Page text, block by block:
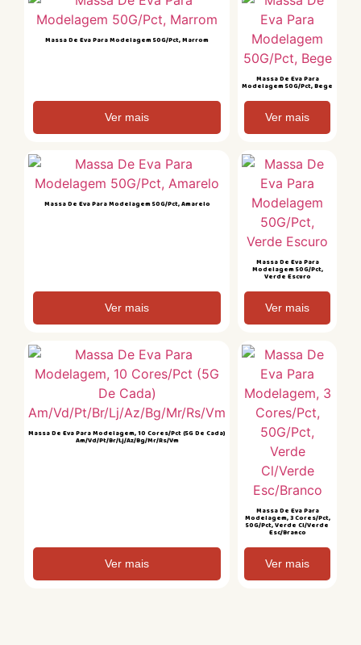
Massa De Eva Para Modelagem 50G/Pct, Marrom
Ver mais
Massa De Eva Para
Modelagem 50G/Pct, Bege
Ver mais
Massa De Eva Para Modelagem 50G/Pct, Amarelo
Ver mais
Massa De Eva Para
Modelagem 50G/Pct,
Verde Escuro
Ver mais
Massa De Eva Para Modelagem, 10 Cores/Pct (5G De Cada)
Am/Vd/Pt/Br/Lj/Az/Bg/Mr/Rs/Vm
Ver mais
Massa De Eva Para
Modelagem, 3 Cores/Pct,
50G/Pct, Verde Cl/Verde
Esc/Branco
Ver mais